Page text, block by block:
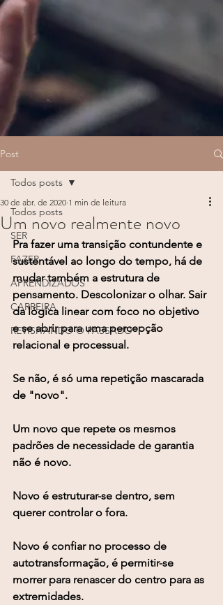
Post
Todos posts
SER
FAZER
APRENDIZADOS
CARREIRA
REVISITANDO O PASSADO
Todos posts
Um novo realmente novo
30 de abr. de 2020 1 min de leitura
Pra fazer uma transição contundente e
sustentável ao longo do tempo, há de
mudar também a estrutura de
pensamento. Descolonizar o olhar. Sair
da lógica linear com foco no objetivo
e se abrir para uma percepção
relacional e processual.
Se não, é só uma repetição mascarada
de "novo".
Um novo que repete os mesmos
padrões de necessidade de garantia
não é novo.
Novo é estruturar-se dentro, sem
querer controlar o fora.
Novo é confiar no processo de
autotransformação, é permitir-se
morrer para renascer do centro para as
extremidades.